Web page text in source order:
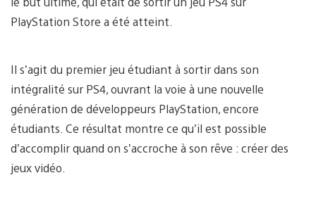
PlayStation Store a été atteint.
Il s’agit du premier jeu étudiant à sortir dans son
intégralité sur PS4, ouvrant la voie à une nouvelle
génération de développeurs PlayStation, encore
étudiants. Ce résultat montre ce qu’il est possible
d’accomplir quand on s’accroche à son rêve : créer des
jeux vidéo.